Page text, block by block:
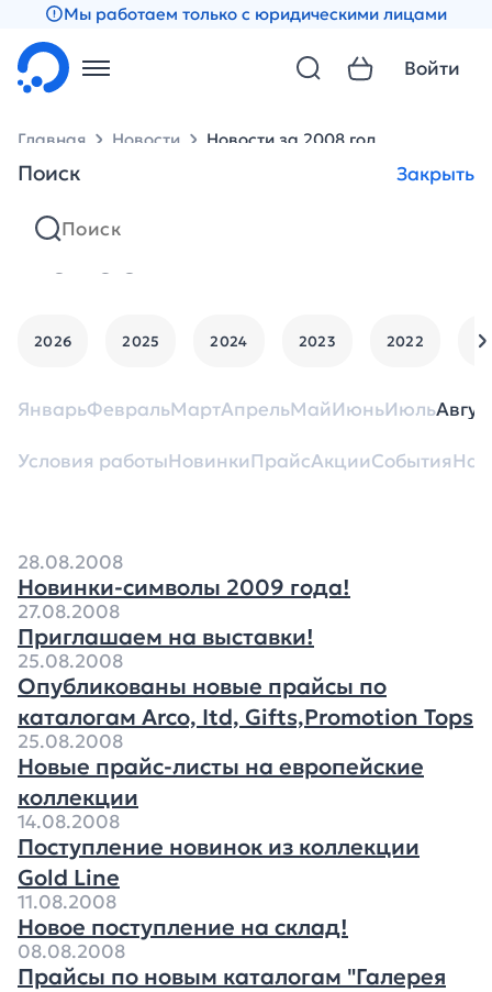
Мы работаем только с юридическими лицами
Поиск Закрыть
Войти
Главная Новости Новости за 2008 год
Новости
2026 2025 2024 2023 2022
ЯнварьФевральМартАпрельМайИюньИюль
Условия работыНовинкиПрайсАкцииСобытия
28.08.2008
Новинки-символы 2009 года!
27.08.2008
Приглашаем на выставки!
25.08.2008
Опубликованы новые прайсы по
каталогам Arco, Itd, Gifts,Promotion Tops
25.08.2008
Новые прайс-листы на европейские
коллекции
14.08.2008
Поступление новинок из коллекции
Gold Line
11.08.2008
Новое поступление на склад!
08.08.2008
Прайсы по новым каталогам "Галерея